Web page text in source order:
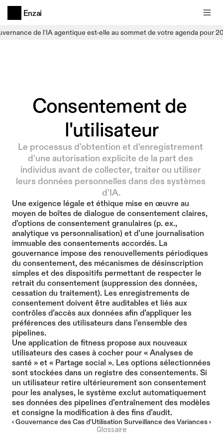
de l'IA agentique est-elle au sommet de votre agenda pour
Enzai
Consentement de
l'utilisateur
Le processus d'obtention et d'enregistrement
d'une autorisation explicite de la part des
individus avant de collecter, traiter ou utiliser
leurs données personnelles dans des systèmes
d'IA.
Une exigence légale et éthique mise en œuvre au
moyen de boîtes de dialogue de consentement claires,
d’options de consentement granulaires (p. ex.,
analytique vs personnalisation) et d’une journalisation
immuable des consentements accordés. La
gouvernance impose des renouvellements périodiques
du consentement, des mécanismes de désinscription
simples et des dispositifs permettant de respecter le
retrait du consentement (suppression des données,
cessation du traitement). Les enregistrements de
consentement doivent être auditables et liés aux
contrôles d’accès aux données afin d’appliquer les
préférences des utilisateurs dans l’ensemble des
pipelines.
Une application de fitness propose aux nouveaux
utilisateurs des cases à cocher pour « Analyses de
santé » et « Partage social ». Les options sélectionnées
sont stockées dans un registre des consentements. Si
un utilisateur retire ultérieurement son consentement
pour les analyses, le système exclut automatiquement
ses données des pipelines d’entraînement des modèles
et consigne la modification à des fins d’audit.
‹ Gouvernance des Cas d'Utilisation Surveillance des Variances ›
Glossaire